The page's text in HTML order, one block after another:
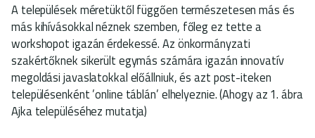
A települések méretüktől függően természetesen más és
más kihívásokkal néznek szemben, főleg ez tette a
workshopot igazán érdekessé. Az önkormányzati
szakértőknek sikerült egymás számára igazán innovatív
megoldási javaslatokkal előállniuk, és azt post-iteken
településenként ’online táblán’ elhelyeznie. (Ahogy az 1. ábra
Ajka településéhez mutatja)